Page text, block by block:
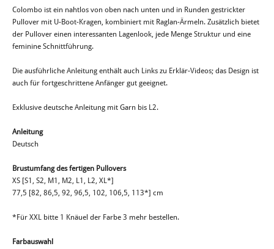
Colombo ist ein nahtlos von oben nach unten und in Runden gestrickter
Pullover mit U-Boot-Kragen, kombiniert mit Raglan-Ärmeln. Zusätzlich bietet
der Pullover einen interessanten Lagenlook, jede Menge Struktur und eine
feminine Schnittführung.
Die ausführliche Anleitung enthält auch Links zu Erklär-Videos; das Design ist
auch für fortgeschrittene Anfänger gut geeignet.
Exklusive deutsche Anleitung mit Garn bis L2.
Anleitung
Deutsch
Brustumfang des fertigen Pullovers
XS [S1, S2, M1, M2, L1, L2, XL*]
77,5 [82, 86,5, 92, 96,5, 102, 106,5, 113*] cm
*Für XXL bitte 1 Knäuel der Farbe 3 mehr bestellen.
Farbauswahl